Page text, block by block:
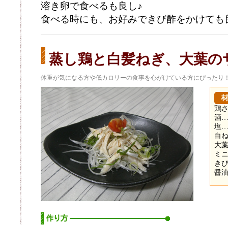
溶き卵で食べるも良し♪
食べる時にも、お好みできび酢をかけても
蒸し鶏と白髪ねぎ、大葉の
体重が気になる方や低カロリーの食事を心がけている方にぴったり
鶏
酒…
塩
白
大
ミ
き
醤